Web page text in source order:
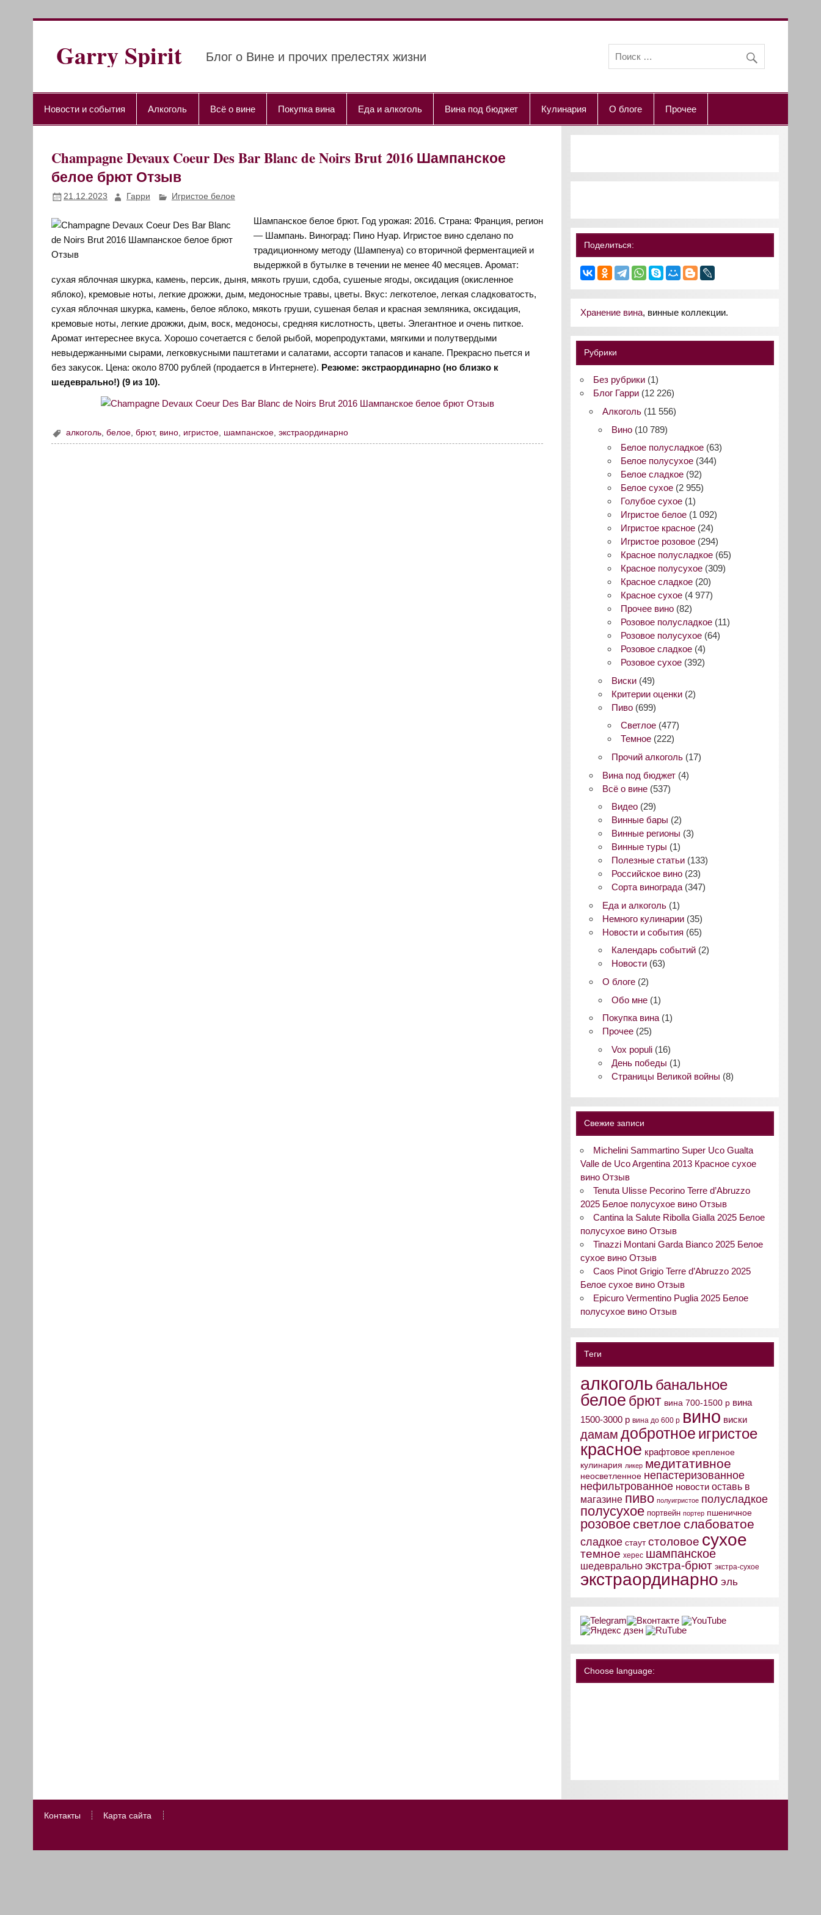
Перейти
Garry Spirit Блог о Вине и прочих прелестях жизни
Новости и события Алкоголь Всё о вине Покупка вина Еда и алкоголь Вина под бюджет Кулинария О блоге Прочее
Champagne Devaux Coeur Des Bar Blanc de Noirs Brut 2016 Шампанское
белое брют Отзыв
21.12.2023 Гарри Игристое белое
Шампанское белое брют. Год урожая: 2016. Страна: Франция, регион
— Шампань. Виноград: Пино Нуар. Игристое вино сделано по
традиционному методу (Шампенуа) со вторичной ферментацией и
выдержкой в бутылке в течении не менее 40 месяцев. Аромат:
сухая яблочная шкурка, камень, персик, дыня, мякоть груши, сдоба, сушеные ягоды, оксидация (окисленное
яблоко), кремовые ноты, легкие дрожжи, дым, медоносные травы, цветы. Вкус: легкотелое, легкая сладковатость,
сухая яблочная шкурка, камень, белое яблоко, мякоть груши, сушеная белая и красная земляника, оксидация,
кремовые ноты, легкие дрожжи, дым, воск, медоносы, средняя кислотность, цветы. Элегантное и очень питкое.
Аромат интереснее вкуса. Хорошо сочетается с белой рыбой, морепродуктами, мягкими и полутвердыми
невыдержанными сырами, легковкусными паштетами и салатами, ассорти тапасов и канапе. Прекрасно пьется и
без закусок. Цена: около 8700 рублей (продается в Интернете). Резюме: экстраординарно (но близко к
шедеврально!) (9 из 10).
алкоголь ,белое ,брют, вино игристое шампанское ,экстраординарно
Поделиться:
Хранение вина, винные коллекции.
Рубрики
Без рубрики(1)
Блог Гарри(12 226)
Алкоголь (11 556)
Вино (10 789)
Белое полусладкое (63)
Белое полусухое (344)
Белое сладкое (92)
Белое сухое (2 955)
Голубое сухое (1)
Игристое белое (1 092)
Игристое красное (24)
Игристое розовое (294)
Красное полусладкое (65)
Красное полусухое (309)
Красное сладкое (20)
Красное сухое (4 977)
Прочее вино (82)
Розовое полусладкое (11)
Розовое полусухое (64)
Розовое сладкое (4)
Розовое сухое (392)
Виски (49)
Критерии оценки (2)
Пиво (699)
Светлое (477)
Темное (222)
Прочий алкоголь (17)
Вина под бюджет (4)
Всё о вине (537)
Видео (29)
Винные бары (2)
Винные регионы (3)
Винные туры (1)
Полезные статьи (133)
Российское вино (23)
Сорта винограда (347)
Еда и алкоголь (1)
Немного кулинарии (35)
Новости и события (65)
Календарь событий (2)
Новости (63)
О блоге (2)
Обо мне (1)
Покупка вина (1)
Прочее (25)
Vox populi (16)
День победы (1)
Страницы Великой войны (8)
Свежие записи
Michelini Sammartino Super Uco Gualta
Valle de Uco Argentina 2013 Красное сухое
вино Отзыв
Tenuta Ulisse Pecorino Terre d’Abruzzo
2025 Белое полусухое вино Отзыв
Cantina la Salute Ribolla Gialla 2025 Белое
полусухое вино Отзыв
Tinazzi Montani Garda Bianco 2025 Белое
сухое вино Отзыв
Caos Pinot Grigio Terre d’Abruzzo 2025
Белое сухое вино Отзыв
Epicuro Vermentino Puglia 2025 Белое
полусухое вино Отзыв
Теги
алкоголь банальное
белое брют вина 700-1500 р вина
1500-3000 р вина до 600 р вино виски
дамам добротное игристое
красное крафтовое крепленое
кулинария ликер медитативное
неосветленное непастеризованное
нефильтрованное новости оставь в
магазине пиво полуигристое полусладкое
полусухое портвейн портер пшеничное
розовоесветлое слабоватое
сладкое стаут столовое сухое
темное херес шампанское
шедеврально экстра-брют экстра-сухое
экстраординарно эль
Choose language:
Контакты Карта сайта